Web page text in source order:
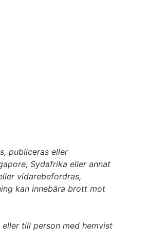
publiceras eller
Sydafrika eller annat
vidarebefordras,
kan innebära brott mot
eller till person med hemvist